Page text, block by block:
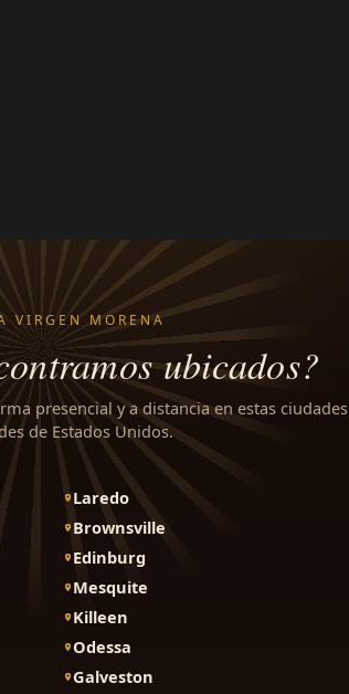
VIRGEN MORENA
ubicados?
presencial y a distancia en estas ciudades
de Estados Unidos.
Laredo
Brownsville
Edinburg
Mesquite
Killeen
Odessa
Galveston